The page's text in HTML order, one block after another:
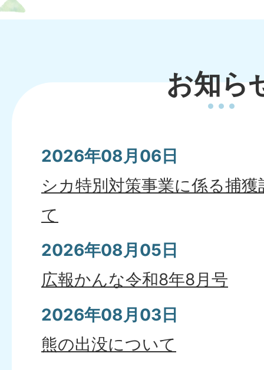
お知ら
2026年08月06日
シカ特別対策事業に係る捕
て
2026年08月05日
広報かんな令和8年8月号
2026年08月03日
熊の出没について